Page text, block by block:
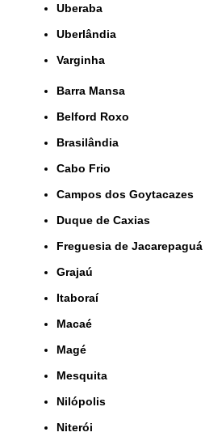
Uberaba
Uberlândia
Varginha
Barra Mansa
Belford Roxo
Brasilândia
Cabo Frio
Campos dos Goytacazes
Duque de Caxias
Freguesia de Jacarepaguá
Grajaú
Itaboraí
Macaé
Magé
Mesquita
Nilópolis
Niterói